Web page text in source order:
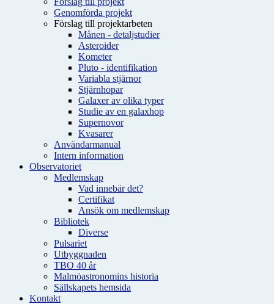
Genomförda projekt
Förslag till projektarbeten
Månen - detaljstudier
Asteroider
Kometer
Pluto - identifikation
Variabla stjärnor
Stjärnhopar
Galaxer av olika typer
Studie av en galaxhop
Supernovor
Kvasarer
Användarmanual
Intern information
Observatoriet
Medlemskap
Vad innebär det?
Certifikat
Ansök om medlemskap
Bibliotek
Diverse
Pulsariet
Utbyggnaden
TBO 40 år
Malmöastronomins historia
Sällskapets hemsida
Kontakt